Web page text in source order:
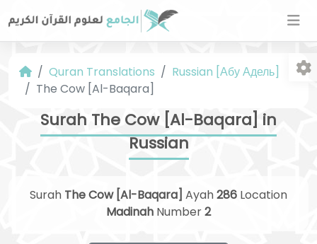
Quran Translations
Russian [Абу Адель]
The Cow [Al-Baqara]
Surah The Cow [Al-Baqara] in
Russian
Surah The Cow [Al-Baqara] Ayah286 Location
Madinah Number2